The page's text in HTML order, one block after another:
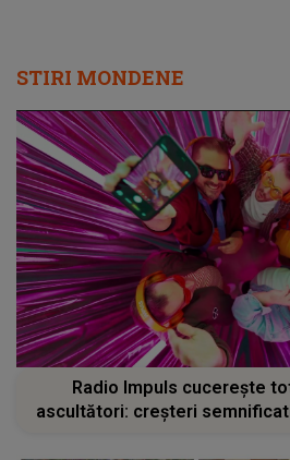
STIRI MONDENE
Radio Impuls cucerește
ascultători: creșteri